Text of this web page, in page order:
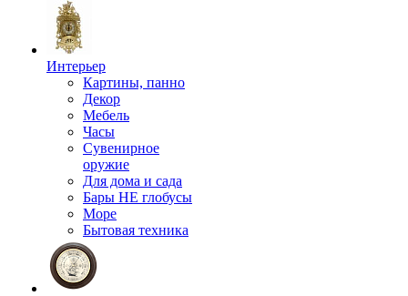
Интерьер
Картины, панно
Декор
Мебель
Часы
Сувенирное
оружие
Для дома и сада
Бары НЕ глобусы
Море
Бытовая техника